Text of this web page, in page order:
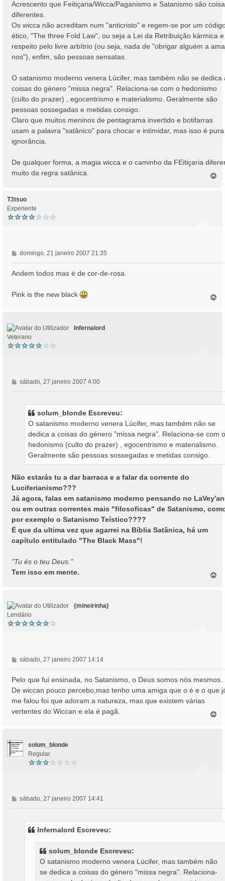
Acrescento que Feitiçaria/Wicca/Paganismo e Satanismo são
diferentes.
Os wicca não acreditam num "anticristo" e regem-se por um
ético, "The three Fold Law", ou seja a Lei da Retribuição kármica
respeito pelo livre arbítrio (ou seja, nada de "obrigar alguém a
nos"), enfim, são pessoas sensatas.
O satanismo moderno venera Lúcifer, mas também não se dedica
coisas do género "missa negra". Relaciona-se com o hedonismo
(culto do prazer) , egocentrismo e materialismo. Geralmente são
pessoas sossegadas e metidas consigo.
Claro que muitos meninos de pentagrama invertido e botifarras
usam a palavra "satânico" para chocar e intimidar, mas isso é pura
ignorância.
De qualquer forma, a magia wicca e o caminho da FEitiçaria
muito da regra satânica.
T3tsuo
Experiente
M
e
g
domingo, 21 janeiro 2007 21:35
Andem todos mas é de cor-de-rosa.
Pink is the new black
Infernalord
Veterano
M
e
sábado, 27 janeiro 2007 4:00
solum_blonde Escreveu:
O satanismo moderno venera Lúcifer, mas também não se
dedica a coisas do género "missa negra". Relaciona-se com o
hedonismo (culto do prazer) , egocentrismo e materialismo.
Geralmente são pessoas sossegadas e metidas consigo.
Não estarás tu a dar barraca e a falar da corrente do
Luciferianismo???
Já agora, falas em satanismo moderno pensando no
ou em outras correntes mais "filosoficas" de Satanismo,
por exemplo o Satanismo Teístico????
É que da ultima vez que agarrei na Bíblia Satânica, há um
capítulo entitulado "The Black Mass"!
"Tu és o teu Deus."
Tem isso em mente.
{mineirinha}
Lendário
M
e
n
a
g
e
sábado, 27 janeiro 2007 14:14
Pelo que fui ensinada, no Satanismo, o Deus somos nós mesmos.
De wiccan pouco percebo,mas tenho uma amiga que o é e o que
me falou foi que adoram a natureza, mas que existem várias
vertentes do Wiccan e ela é pagã.
solum_blonde
Regular
M
e
sábado, 27 janeiro 2007 14:41
Infernalord Escreveu:
solum_blonde Escreveu:
O satanismo moderno venera Lúcifer, mas também não
se dedica a coisas do género "missa negra". Relaciona-